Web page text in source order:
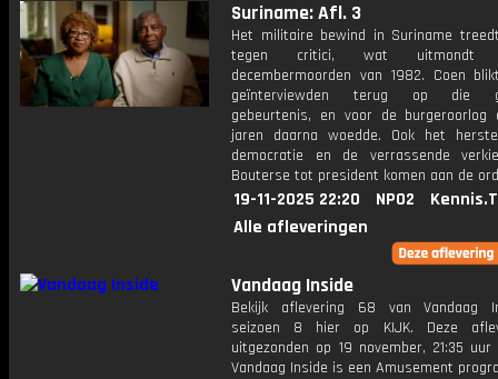
Suriname: Afl. 3
Het militaire bewind in Suriname
tegen critici, wat
decembermoorden van 1982. Coen
geïnterviewden terug op die
gebeurtenis, en voor de
jaren daarna woedde. Ook het
democratie en de verrassende
Bouterse tot president komen aan de
19-11-2025 22:20 NPO2
Alle afleveringen
Vandaag Inside
Bekijk aflevering 68 van Vandaag
seizoen 8 hier op KIJK. Deze
uitgezonden op 19 november, 21:35
Vandaag Inside is een Amusement